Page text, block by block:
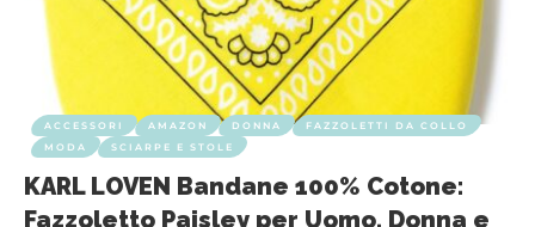
ACCESSORI AMAZON DONNA
FAZZOLETTI DA COLLO
MODA
SCIARPE E STOLE
KARL LOVEN Bandane 100% Cotone:
Fazzoletto Paisley per Uomo, Donna e